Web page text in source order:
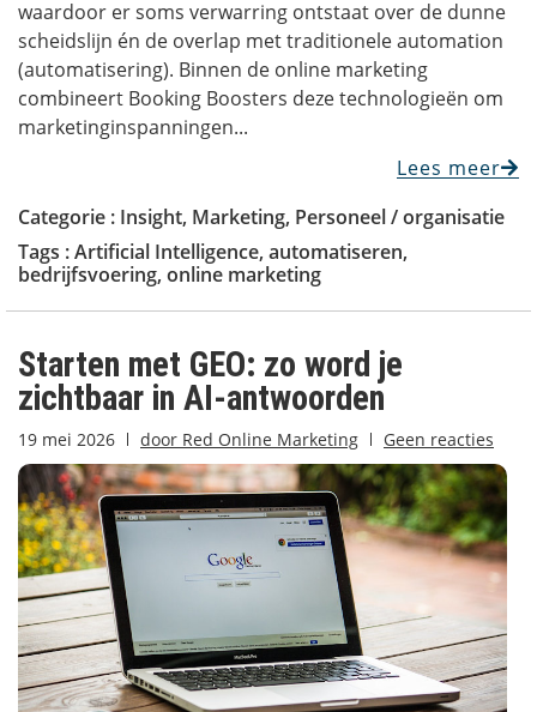
waardoor er soms verwarring ontstaat over de dunne
scheidslijn én de overlap met traditionele automation
(automatisering). Binnen de online marketing
combineert Booking Boosters deze technologieën om
marketinginspanningen...
Lees meer
Categorie : Insight, Marketing, Personeel / organisatie
Tags :Artificial Intelligence, automatiseren,
bedrijfsvoering, online marketing
Starten met GEO: zo word je
zichtbaar in AI-antwoorden
19 mei 2026 door Red Online Marketing Geen reacties